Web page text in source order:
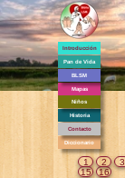
Introducción
Pan de Vida
BLSM
Mapas
Niños
Historia
Contacto
Diccionario
1 2 3
15
16